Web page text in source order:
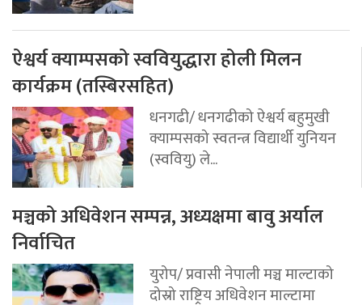
ऐश्वर्य क्याम्पसको स्ववियुद्धारा होली मिलन
कार्यक्रम (तस्बिरसहित)
धनगढी/ धनगढीको ऐश्वर्य बहुमुखी
क्याम्पसको स्वतन्त्र विद्यार्थी युनियन
(स्ववियु) ले...
मञ्चको अधिवेशन सम्पन्न, अध्यक्षमा बावु अर्याल
निर्वाचित
युरोप/ प्रवासी नेपाली मञ्च माल्टाको
दोस्रो राष्ट्रिय अधिवेशन माल्टामा